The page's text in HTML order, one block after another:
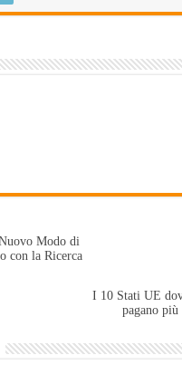
Modo di
con la Ricerca
I 10 Stati UE
pagano più